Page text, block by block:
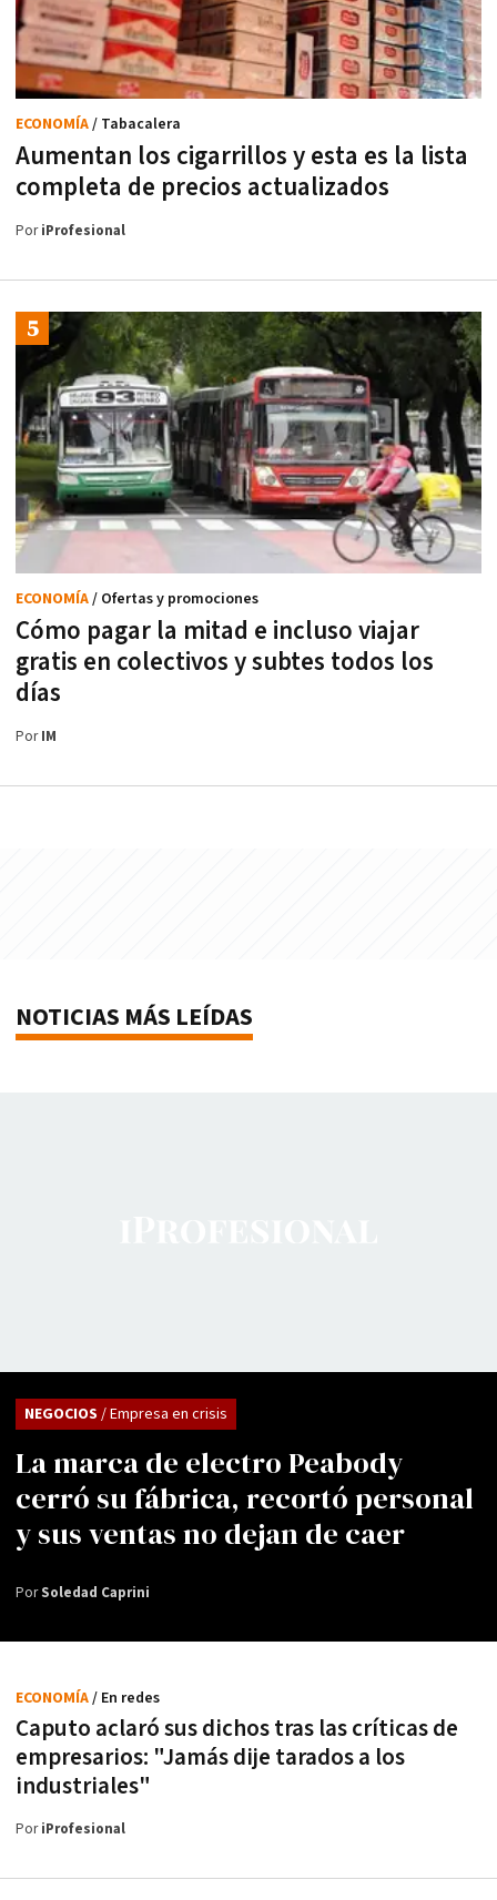
Aumentan los cigarrillos y esta es la lista
completa de precios actualizados
ECONOMÍA/ Tabacalera
PoriProfesional
Cómo pagar la mitad e incluso viajar
gratis en colectivos y subtes todos los
días
ECONOMÍA/ Ofertas y promociones
PorIM
NOTICIAS MÁS LEÍDAS
La marca de electro Peabody
cerró su fábrica, recortó personal
y sus ventas no dejan de caer
NEGOCIOS / Empresa en crisis
PorSoledad Caprini
Caputo aclaró sus dichos tras las críticas de
empresarios: "Jamás dije tarados a los
industriales"
ECONOMÍA/ En redes
PoriProfesional